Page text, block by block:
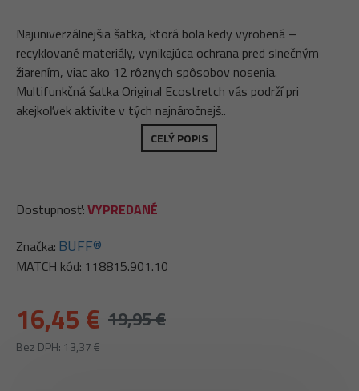
Najuniverzálnejšia šatka, ktorá bola kedy vyrobená –
recyklované materiály, vynikajúca ochrana pred slnečným
žiarením, viac ako 12 rôznych spôsobov nosenia.
Multifunkčná šatka Original Ecostretch vás podrží pri
akejkoľvek aktivite v tých najnáročnejš..
CELÝ POPIS
16,45 € 19,95 €
Bez DPH: 13,37 €
Dostupnosť:VYPREDANÉ
Značka: BUFF®
MATCH kód: 118815.901.10